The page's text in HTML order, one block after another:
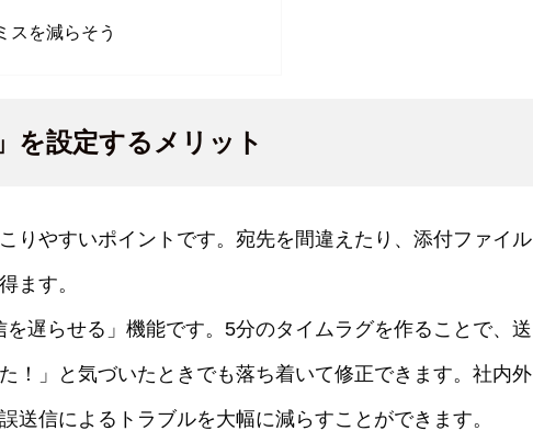
スを減らそう
を設定するメリット
りやすいポイントです。宛先を間違えたり、添付ファイル
ます。
遅らせる」機能です。5分のタイムラグを作ることで、送
！」と気づいたときでも落ち着いて修正できます。社内外
送信によるトラブルを大幅に減らすことができます。